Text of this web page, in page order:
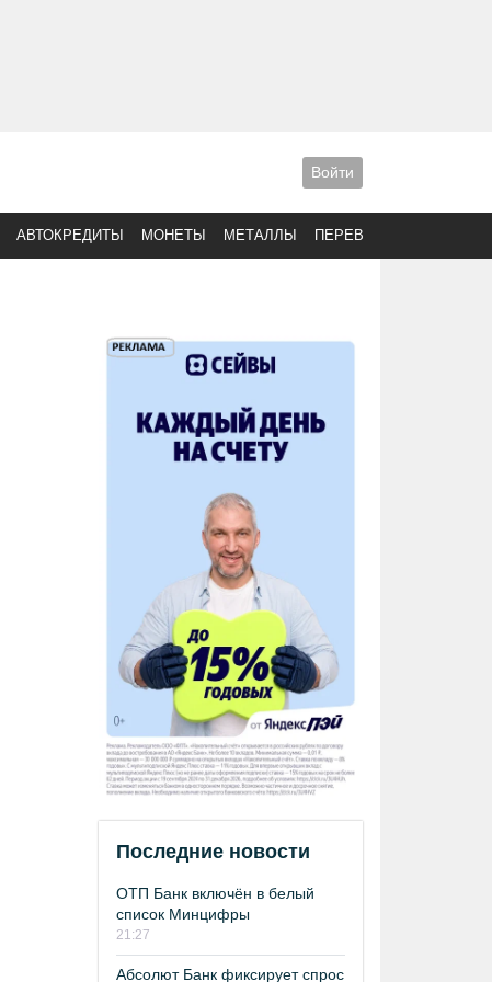
Войти
АВТОКРЕДИТЫ МОНЕТЫ МЕТАЛЛЫ ПЕРЕВОДЫ
Последние новости
ОТП Банк включён в белый
список Минцифры
21:27
Абсолют Банк фиксирует спрос